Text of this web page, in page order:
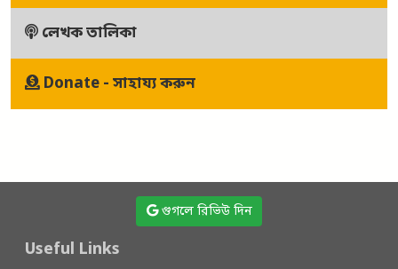
লেখক তালিকা
Donate - সাহায্য করুন
গুগলে রিভিউ দিন
Useful Links